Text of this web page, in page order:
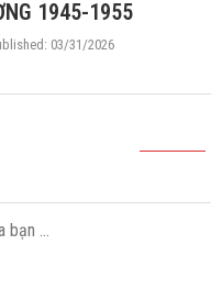
1945-1955
03/31/2026